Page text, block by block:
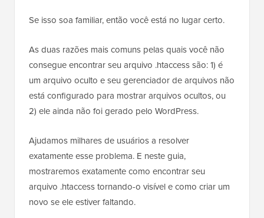
Se isso soa familiar, então você está no lugar certo.
As duas razões mais comuns pelas quais você não
consegue encontrar seu arquivo .htaccess são: 1) é
um arquivo oculto e seu gerenciador de arquivos não
está configurado para mostrar arquivos ocultos, ou
2) ele ainda não foi gerado pelo WordPress.
Ajudamos milhares de usuários a resolver
exatamente esse problema. E neste guia,
mostraremos exatamente como encontrar seu
arquivo .htaccess tornando-o visível e como criar um
novo se ele estiver faltando.